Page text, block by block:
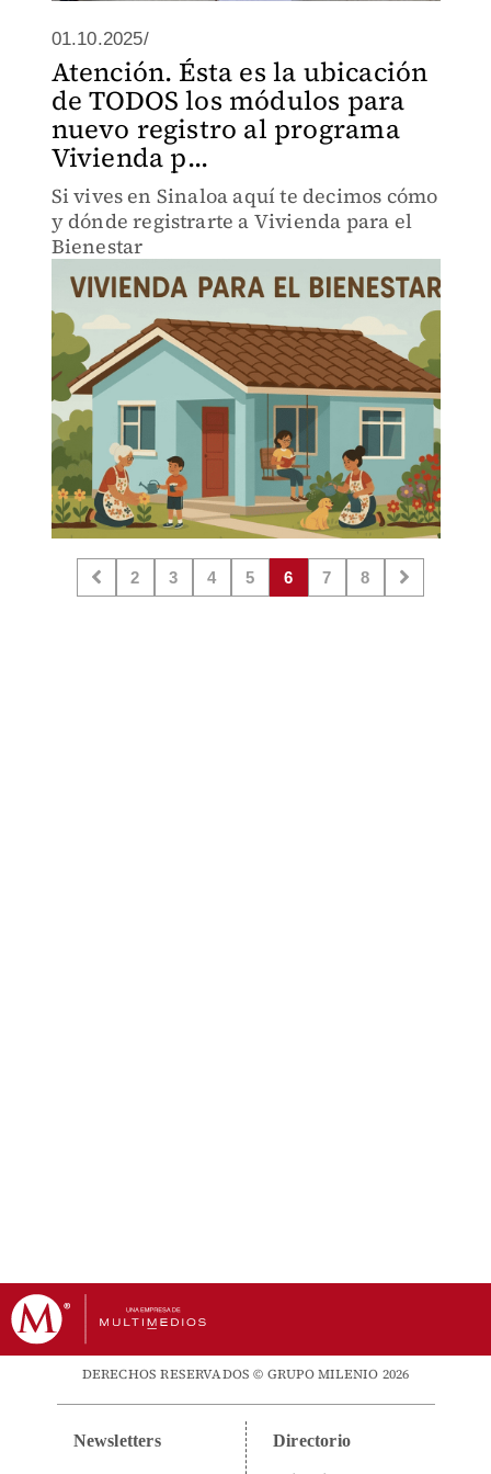
01.10.2025/
Atención. Ésta es la ubicación
de TODOS los módulos para
nuevo registro al programa
Vivienda p...
Si vives en Sinaloa aquí te decimos cómo
y dónde registrarte a Vivienda para el
Bienestar
2 3 4 5 6 7 8
DERECHOS RESERVADOS © GRUPO MILENIO 2026
Newsletters Directorio